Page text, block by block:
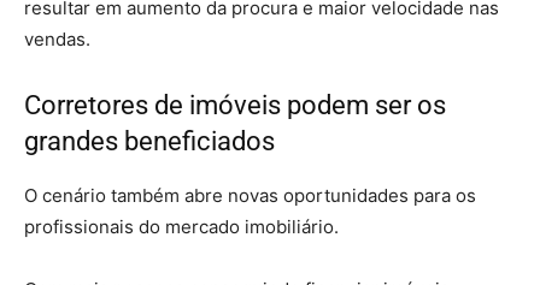
resultar em aumento da procura e maior velocidade nas
vendas.
Corretores de imóveis podem ser os
grandes beneficiados
O cenário também abre novas oportunidades para os
profissionais do mercado imobiliário.